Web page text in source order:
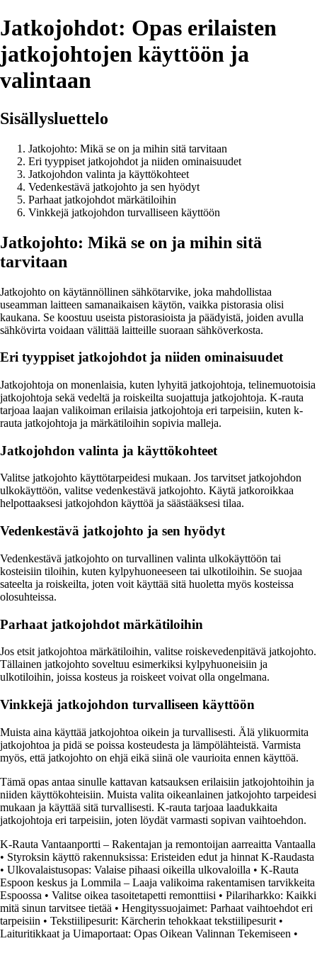
Jatkojohdot: Opas erilaisten
jatkojohtojen käyttöön ja
valintaan
Sisällysluettelo
Jatkojohto: Mikä se on ja mihin sitä tarvitaan
Eri tyyppiset jatkojohdot ja niiden ominaisuudet
Jatkojohdon valinta ja käyttökohteet
Vedenkestävä jatkojohto ja sen hyödyt
Parhaat jatkojohdot märkätiloihin
Vinkkejä jatkojohdon turvalliseen käyttöön
Jatkojohto: Mikä se on ja mihin sitä
tarvitaan
Jatkojohto on käytännöllinen sähkötarvike, joka mahdollistaa
useamman laitteen samanaikaisen käytön, vaikka pistorasia olisi
kaukana. Se koostuu useista pistorasioista ja päädyistä, joiden avulla
sähkövirta voidaan välittää laitteille suoraan sähköverkosta.
Eri tyyppiset jatkojohdot ja niiden ominaisuudet
Jatkojohtoja on monenlaisia, kuten lyhyitä jatkojohtoja, telinemuotoisia
jatkojohtoja sekä vedeltä ja roiskeilta suojattuja jatkojohtoja. K-rauta
tarjoaa laajan valikoiman erilaisia jatkojohtoja eri tarpeisiin, kuten k-
rauta jatkojohtoja ja märkätiloihin sopivia malleja.
Jatkojohdon valinta ja käyttökohteet
Valitse jatkojohto käyttötarpeidesi mukaan. Jos tarvitset jatkojohdon
ulkokäyttöön, valitse vedenkestävä jatkojohto. Käytä jatkoroikkaa
helpottaaksesi jatkojohdon käyttöä ja säästääksesi tilaa.
Vedenkestävä jatkojohto ja sen hyödyt
Vedenkestävä jatkojohto on turvallinen valinta ulkokäyttöön tai
kosteisiin tiloihin, kuten kylpyhuoneeseen tai ulkotiloihin. Se suojaa
sateelta ja roiskeilta, joten voit käyttää sitä huoletta myös kosteissa
olosuhteissa.
Parhaat jatkojohdot märkätiloihin
Jos etsit jatkojohtoa märkätiloihin, valitse roiskevedenpitävä jatkojohto.
Tällainen jatkojohto soveltuu esimerkiksi kylpyhuoneisiin ja
ulkotiloihin, joissa kosteus ja roiskeet voivat olla ongelmana.
Vinkkejä jatkojohdon turvalliseen käyttöön
Muista aina käyttää jatkojohtoa oikein ja turvallisesti. Älä ylikuormita
jatkojohtoa ja pidä se poissa kosteudesta ja lämpölähteistä. Varmista
myös, että jatkojohto on ehjä eikä siinä ole vaurioita ennen käyttöä.
Tämä opas antaa sinulle kattavan katsauksen erilaisiin jatkojohtoihin ja
niiden käyttökohteisiin. Muista valita oikeanlainen jatkojohto tarpeidesi
mukaan ja käyttää sitä turvallisesti. K-rauta tarjoaa laadukkaita
jatkojohtoja eri tarpeisiin, joten löydät varmasti sopivan vaihtoehdon.
K-Rauta Vantaanportti – Rakentajan ja remontoijan aarreaitta Vantaalla
• Styroksin käyttö rakennuksissa: Eristeiden edut ja hinnat K-Raudasta
• Ulkovalaistusopas: Valaise pihaasi oikeilla ulkovaloilla • K-Rauta
Espoon keskus ja Lommila – Laaja valikoima rakentamisen tarvikkeita
Espoossa • Valitse oikea tasoitetapetti remonttiisi • Pilariharkko: Kaikki
mitä sinun tarvitsee tietää • Hengityssuojaimet: Parhaat vaihtoehdot eri
tarpeisiin • Tekstiilipesurit: Kärcherin tehokkaat tekstiilipesurit •
Laituritikkaat ja Uimaportaat: Opas Oikean Valinnan Tekemiseen •